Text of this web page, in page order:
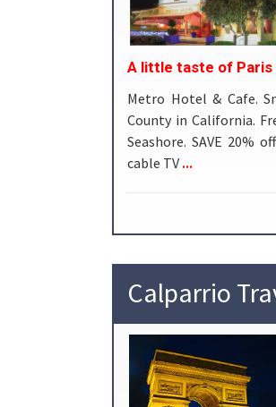
A little taste of Paris
Metro Hotel & Cafe.
County in California.
Seashore. SAVE 20%
cable TV ...
Calparrio